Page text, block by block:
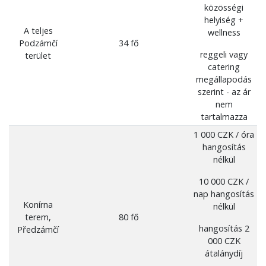
A teljes
Podzámčí
terület
34 fő
közösségi
helyiség +
wellness
reggeli vagy
catering
megállapodás
szerint - az ár
nem
tartalmazza
Konírna
terem,
Předzámčí
80 fő
1 000 CZK / óra
hangosítás
nélkül
10 000 CZK /
nap hangosítás
nélkül
hangosítás 2
000 CZK
átalánydíj